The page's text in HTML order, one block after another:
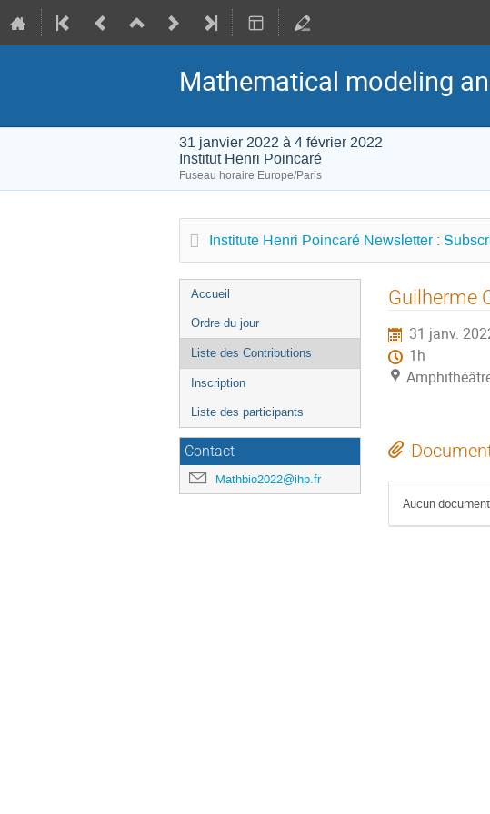
Mathematical modeling
31 janvier 2022 à 4 février 2022
Institut Henri Poincaré
Fuseau horaire Europe/Paris
Institute Henri Poincaré Newsletter :
Menu
de
l'événement
Accueil
Ordre du jour
Liste des Contributions
Inscription
Liste des participants
Contact
Mathbio2022@ihp.fr
Guilherme
31 janv.
1h
Aucun document.